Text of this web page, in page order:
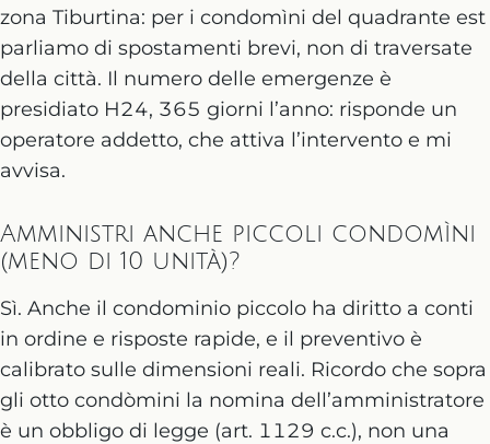
zona Tiburtina: per i condomìni del quadrante est
parliamo di spostamenti brevi, non di traversate
della città. Il numero delle emergenze è
presidiato H24, 365 giorni l’anno: risponde un
operatore addetto, che attiva l’intervento e mi
avvisa.
Amministri anche piccoli condomìni
(meno di 10 unità)?
Sì. Anche il condominio piccolo ha diritto a conti
in ordine e risposte rapide, e il preventivo è
calibrato sulle dimensioni reali. Ricordo che sopra
gli otto condòmini la nomina dell’amministratore
è un obbligo di legge (art. 1129 c.c.), non una